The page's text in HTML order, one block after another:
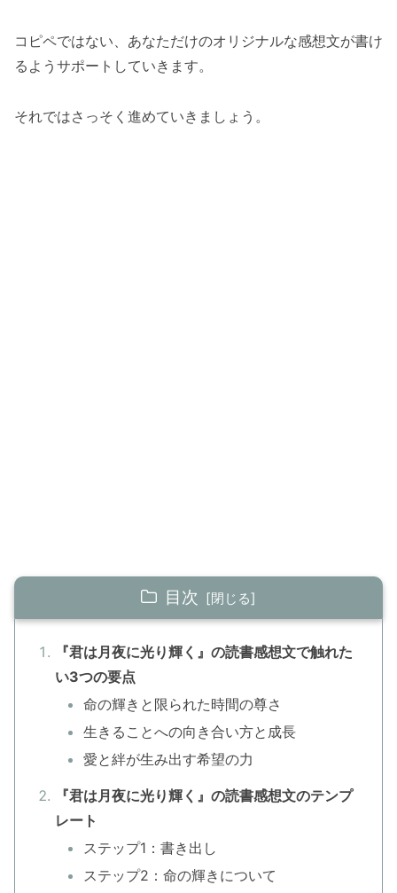
コピペではない、あなただけのオリジナルな感想文が書け
るようサポートしていきます。
それではさっそく進めていきましょう。
目次
『君は月夜に光り輝く』の読書感想文で触れた
い3つの要点
命の輝きと限られた時間の尊さ
生きることへの向き合い方と成長
愛と絆が生み出す希望の力
『君は月夜に光り輝く』の読書感想文のテンプ
レート
ステップ1：書き出し
ステップ2：命の輝きについて